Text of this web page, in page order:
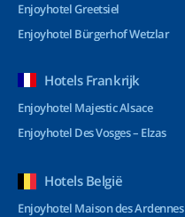
Enjoyhotel Greetsiel
Enjoyhotel Bürgerhof Wetzlar
Hotels Frankrijk
Enjoyhotel Majestic Alsace
Enjoyhotel Des Vosges – Elzas
Hotels België
Enjoyhotel Maison des Ardennes